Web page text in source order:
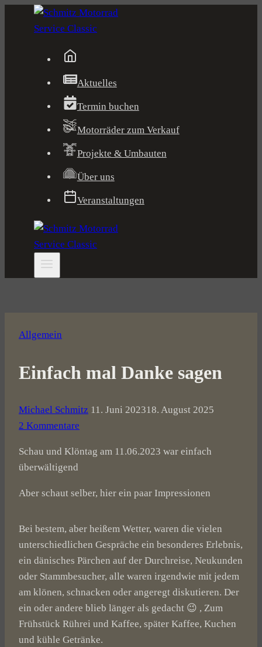
Aktuelles
Termin buchen
Motorräder zum Verkauf
Projekte & Umbauten
Über uns
Veranstaltungen
Allgemein
Einfach mal Danke sagen
Michael Schmitz 11. Juni 202318. August 2025
2 Kommentare
Schau und Klöntag am 11.06.2023 war einfach
überwältigend
Aber schaut selber, hier ein paar Impressionen
Bei bestem, aber heißem Wetter, waren die vielen
unterschiedlichen Gespräche ein besonderes Erlebnis,
ein dänisches Pärchen auf der Durchreise, Neukunden
oder Stammbesucher, alle waren irgendwie mit jedem
am klönen, schnacken oder angeregt diskutieren. Der
ein oder andere blieb länger als gedacht 😉 , Zum
Frühstück Rührei und Kaffee, später Kaffee, Kuchen
und kühle Getränke.